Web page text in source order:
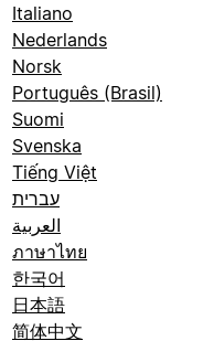
Italiano
Nederlands
Norsk
Português (Brasil)
Suomi
Svenska
Tiếng Việt
עברית
العربية
ภาษาไทย
한국어
日本語
简体中文